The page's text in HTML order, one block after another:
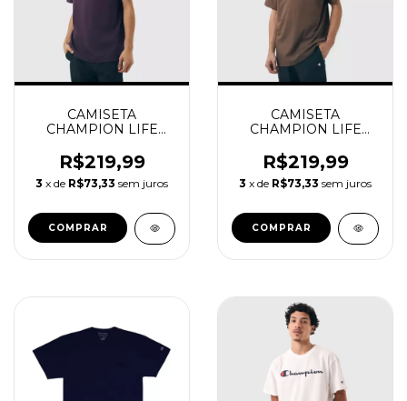
CAMISETA
CHAMPION LIFE
PURPLE
R$219,99
3 x de R$73,33 sem juros
COMPRAR
CAMISETA
CHAMPION LIFE
MOUSSE
R$219,99
3 x de R$73,33 sem juros
COMPRAR